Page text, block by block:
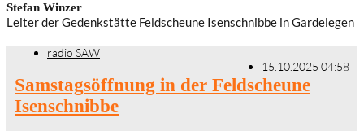
Stefan Winzer
Leiter der Gedenkstätte Feldscheune Isenschnibbe in Gardelegen
radio SAW
15.10.2025 04:58
Samstagsöffnung in der Feldscheune
Isenschnibbe